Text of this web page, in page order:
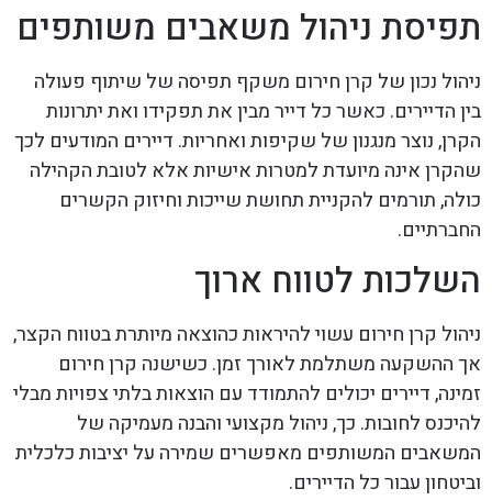
תפיסת ניהול משאבים משותפים
ניהול נכון של קרן חירום משקף תפיסה של שיתוף פעולה
בין הדיירים. כאשר כל דייר מבין את תפקידו ואת יתרונות
הקרן, נוצר מנגנון של שקיפות ואחריות. דיירים המודעים לכך
שהקרן אינה מיועדת למטרות אישיות אלא לטובת הקהילה
כולה, תורמים להקניית תחושת שייכות וחיזוק הקשרים
החברתיים.
השלכות לטווח ארוך
ניהול קרן חירום עשוי להיראות כהוצאה מיותרת בטווח הקצר,
אך ההשקעה משתלמת לאורך זמן. כשישנה קרן חירום
זמינה, דיירים יכולים להתמודד עם הוצאות בלתי צפויות מבלי
להיכנס לחובות. כך, ניהול מקצועי והבנה מעמיקה של
המשאבים המשותפים מאפשרים שמירה על יציבות כלכלית
וביטחון עבור כל הדיירים.